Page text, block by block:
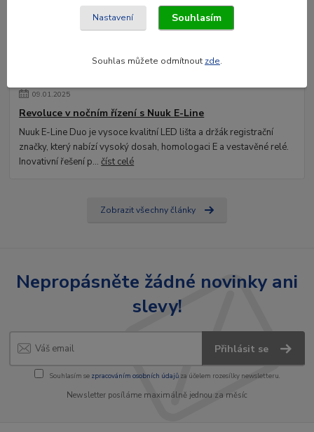
09.01.2025
Revoluce v nočním řízení s Nuuk E-Line
Nuuk E-Line Duo je vysoce kvalitní LED lišta a držák registrační
značky, který nabízí vysoký dosah, homologaci E a vestavěné relé.
Inovativní řešení p...číst celé
Zobrazit všechny články
Nepropásněte žádné novinky ani
slevy!
Přihlásit se
Souhlasím se zpracováním osobních údajůza účelem rozesílky newsletteru.
Newsletter posíláme maximálně jednou za měsíc
Nastavení Souhlasím
Souhlas můžete odmítnout zde.